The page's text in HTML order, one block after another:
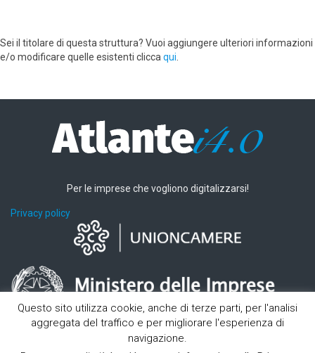
Sei il titolare di questa struttura? Vuoi aggiungere ulteriori informazioni
e/o modificare quelle esistenti cliccaqui.
Per le imprese che vogliono digitalizzarsi!
Privacy policy
Questo sito utilizza cookie, anche di terze parti, per l'analisi
aggregata del traffico e per migliorare l'esperienza di
navigazione.